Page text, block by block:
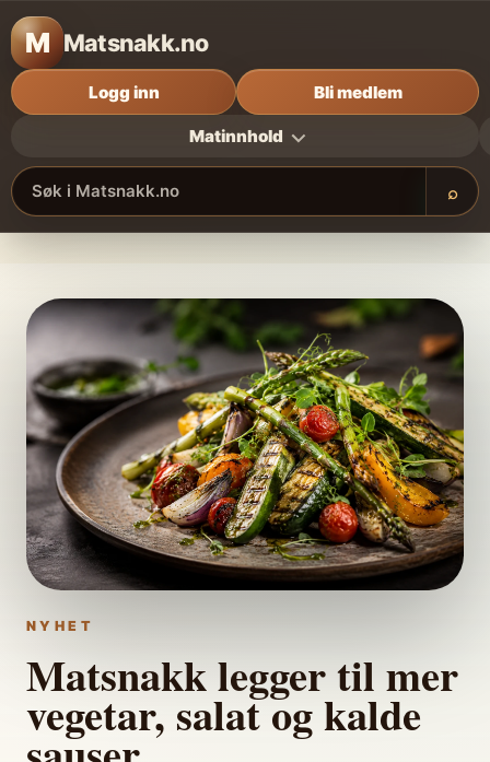
M Matsnakk.no
Matinnhold
Søk i Matsnakk.no ⌕
Logg inn Bli medlem
NYHET
Matsnakk legger til mer
vegetar, salat og kalde